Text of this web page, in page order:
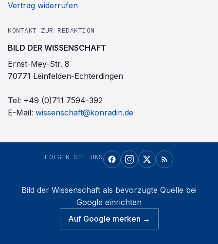
Vertrag widerrufen
KONTAKT ZUR REDAKTION
BILD DER WISSENSCHAFT
Ernst-Mey-Str. 8
70771 Leinfelden-Echterdingen
Tel: +49 (0)711 7594-392
E-Mail: wissenschaft@konradin.de
FOLGEN SIE UNS
Bild der Wissenschaft als bevorzugte Quelle bei
Google einrichten
Auf Google merken →